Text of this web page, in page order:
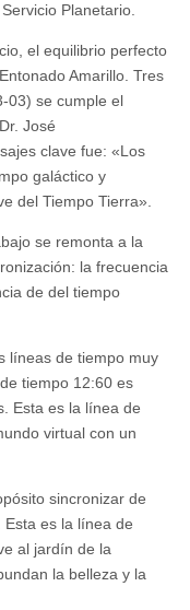
Planetario.
el equilibrio perfecto
Amarillo. Tres
03) se cumple el
José
clave fue: «Los
galáctico y
del Tiempo Tierra».
se remonta a la
la frecuencia
de del tiempo
líneas de tiempo muy
tiempo 12:60 es
Esta es la línea de
virtual con un
sincronizar de
es la línea de
al jardín de la
la belleza y la